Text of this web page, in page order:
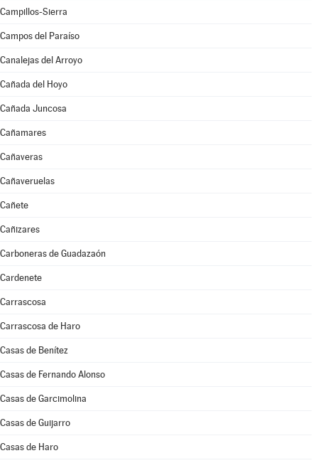
Campillos-Sierra
Campos del Paraíso
Canalejas del Arroyo
Cañada del Hoyo
Cañada Juncosa
Cañamares
Cañaveras
Cañaveruelas
Cañete
Cañizares
Carboneras de Guadazaón
Cardenete
Carrascosa
Carrascosa de Haro
Casas de Benítez
Casas de Fernando Alonso
Casas de Garcimolina
Casas de Guijarro
Casas de Haro